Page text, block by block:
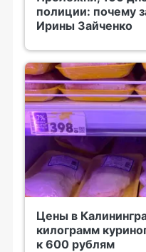
полиции: почему
Ирины Зайченко
Цены в
килограмм
к 600 рублям